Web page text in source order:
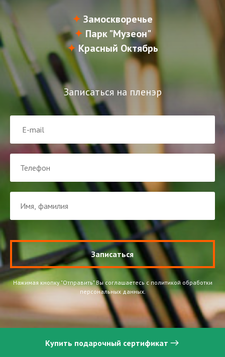
✦ Замоскворечье
✦ Парк "Музеон"
✦ Красный Октябрь
Записаться на пленэр
Записаться
Нажимая кнопку "Отправить" Вы соглашаетесь с политикой обработки
персональных данных.
Купить подарочный сертификат